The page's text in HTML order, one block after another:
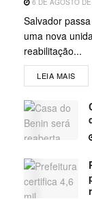
6 DE AGOSTO
Salvador
uma nova
reabilitação...
LEIA MAIS